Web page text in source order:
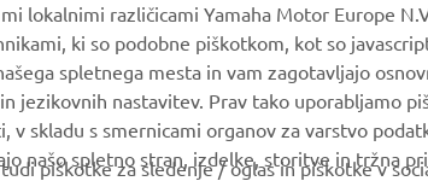
Yamaha Motor Global
Prodajalci Yamaha
Ravnanju z
baterijami
lokalnimi različicami Yamaha Motor Europe
ki so podobne piškotkom, kot so
spletnega mesta in vam zagotavljajo
jezikovnih nastavitev. Prav tako uporabljamo
skladu s smernicami organov za varstvo
našo spletno stran, izdelke, storitve in tržna
piškotke za sledenje / oglas in piškotke v